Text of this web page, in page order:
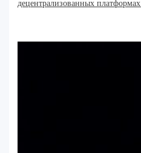
децентрализованных платформах